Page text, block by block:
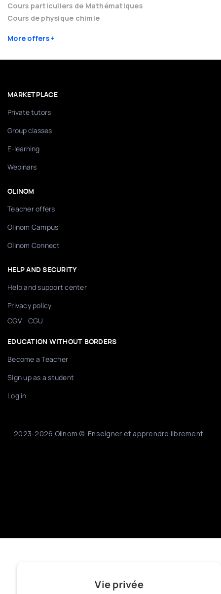
Cours particuliers de Mathématiques
Cours de physique chimie
More offers
MARKETPLACE
Private tutors
Group classes
E-learning
Webinars
OLINOM
Teacher offers
Olinom Campus
Olinom Connect
HELP AND SECURITY
Help and support center
Privacy policy
CGV/ CGU
EDUCATION WITHOUT BORDERS
Become a Teacher
Sign up as a student
Log in
2023-2026 Olinom ©. Enseigner et apprendre librement
Vie privée